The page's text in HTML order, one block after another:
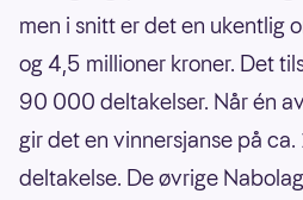
men i snitt er det en ukentlig
og 4,5 millioner kroner. Det
90 000 deltakelser. Når én
gir det en vinnersjanse på
deltakelse. De øvrige